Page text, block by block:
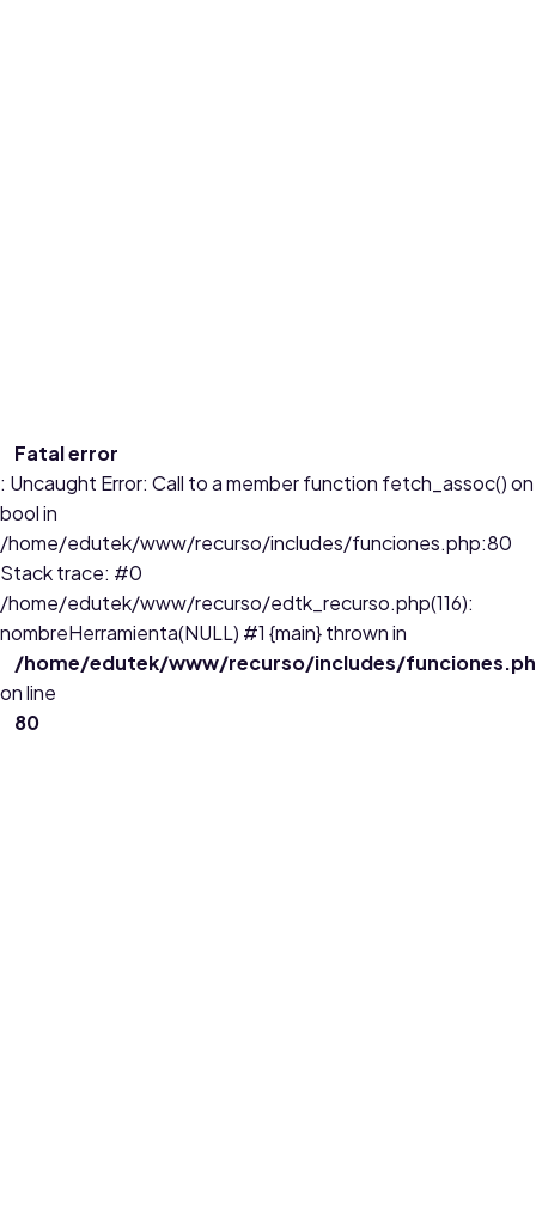
Fatal error
: Uncaught Error: Call to a member function fetch_assoc() on
bool in
/home/edutek/www/recurso/includes/funciones.php:80
Stack trace: #0
/home/edutek/www/recurso/edtk_recurso.php(116):
nombreHerramienta(NULL) #1 {main} thrown in
/home/edutek/www/recurso/includes/
on line
80